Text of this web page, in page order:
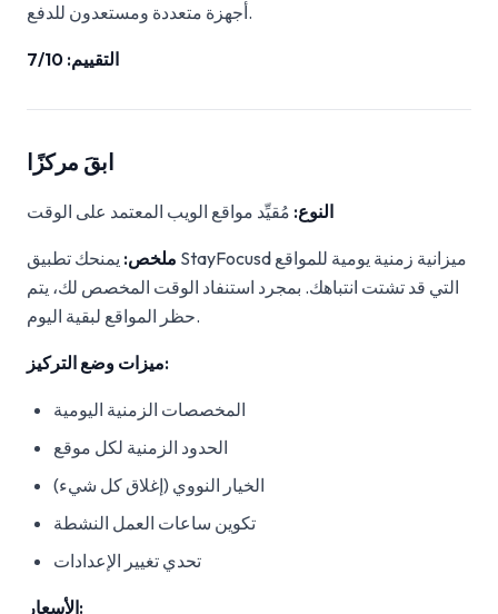
أجهزة متعددة ومستعدون للدفع.
التقييم: 7/10
ابقَ مركزًا
النوع: مُقيِّد مواقع الويب المعتمد على الوقت
ملخص: يمنحك تطبيق StayFocusd ميزانية زمنية يومية للمواقع
التي قد تشتت انتباهك. بمجرد استنفاد الوقت المخصص لك، يتم
حظر المواقع لبقية اليوم.
ميزات وضع التركيز:
المخصصات الزمنية اليومية
الحدود الزمنية لكل موقع
الخيار النووي (إغلاق كل شيء)
تكوين ساعات العمل النشطة
تحدي تغيير الإعدادات
الأسعار: